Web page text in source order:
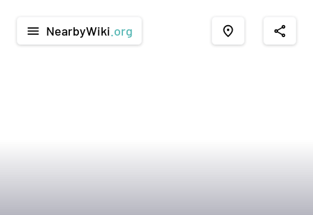
menu NearbyWiki .org place share